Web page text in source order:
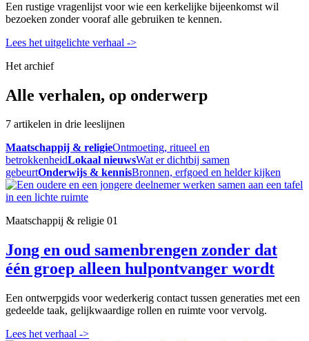
Een rustige vragenlijst voor wie een kerkelijke bijeenkomst wil
bezoeken zonder vooraf alle gebruiken te kennen.
Lees het uitgelichte verhaal ->
Het archief
Alle verhalen, op onderwerp
7 artikelen in drie leeslijnen
Maatschappij & religieOntmoeting, ritueel en
betrokkenheidLokaal nieuwsWat er dichtbij samen
gebeurtOnderwijs & kennisBronnen, erfgoed en helder kijken
Maatschappij & religie 01
Jong en oud samenbrengen zonder dat
één groep alleen hulpontvanger wordt
Een ontwerpgids voor wederkerig contact tussen generaties met een
gedeelde taak, gelijkwaardige rollen en ruimte voor vervolg.
Lees het verhaal ->